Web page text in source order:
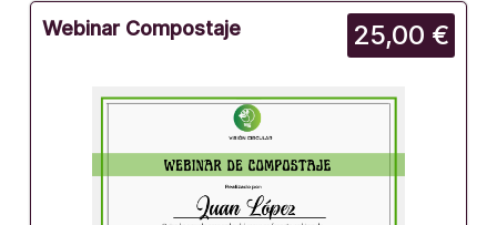
25,00 €
Webinar Compostaje